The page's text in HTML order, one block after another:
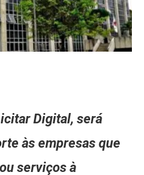
Digital, será
às empresas que
serviços à